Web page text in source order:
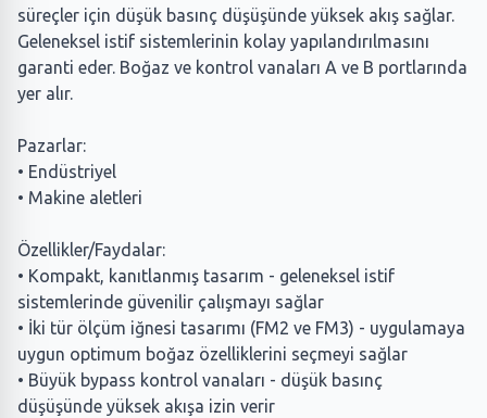
süreçler için düşük basınç düşüşünde yüksek akış sağlar.
Geleneksel istif sistemlerinin kolay yapılandırılmasını
garanti eder. Boğaz ve kontrol vanaları A ve B portlarında
yer alır.
Pazarlar:
• Endüstriyel
• Makine aletleri
Özellikler/Faydalar:
• Kompakt, kanıtlanmış tasarım - geleneksel istif
sistemlerinde güvenilir çalışmayı sağlar
• İki tür ölçüm iğnesi tasarımı (FM2 ve FM3) - uygulamaya
uygun optimum boğaz özelliklerini seçmeyi sağlar
• Büyük bypass kontrol vanaları - düşük basınç
düşüşünde yüksek akışa izin verir